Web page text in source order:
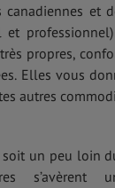
et
et
propres,
Elles vous
autres
soit un peu loin